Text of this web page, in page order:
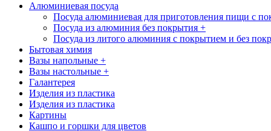
Алюминиевая посуда
Посуда алюминиевая для приготовления пищи с
Посуда из алюминия без покрытия +
Посуда из литого алюминия с покрытием и без
Бытовая химия
Вазы напольные +
Вазы настольные +
Галантерея
Изделия из пластика
Изделия из пластика
Картины
Кашпо и горшки для цветов